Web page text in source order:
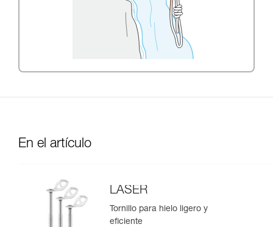
En el artículo
LASER
Tornillo para hielo ligero y
eficiente